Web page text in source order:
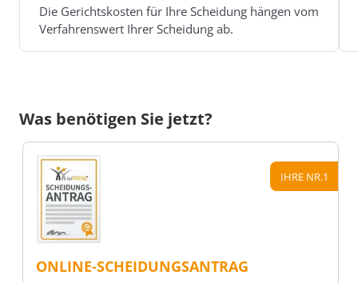
Die Gerichtskosten für Ihre Scheidung hängen vom
Verfahrenswert Ihrer Scheidung ab.
Was benötigen Sie jetzt?
IHRE NR.1
ONLINE-SCHEIDUNGSANTRAG